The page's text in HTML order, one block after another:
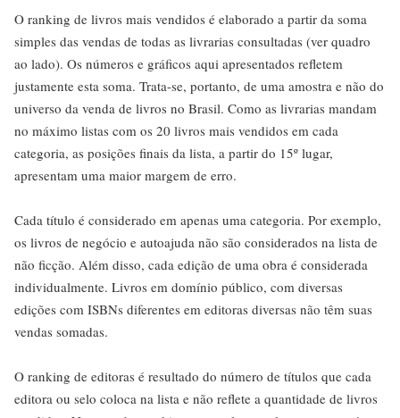
O ranking de livros mais vendidos é elaborado a partir da soma
simples das vendas de todas as livrarias consultadas (ver quadro
ao lado). Os números e gráficos aqui apresentados refletem
justamente esta soma. Trata-se, portanto, de uma amostra e não do
universo da venda de livros no Brasil. Como as livrarias mandam
no máximo listas com os 20 livros mais vendidos em cada
categoria, as posições finais da lista, a partir do 15º lugar,
apresentam uma maior margem de erro.
Cada título é considerado em apenas uma categoria. Por exemplo,
os livros de negócio e autoajuda não são considerados na lista de
não ficção. Além disso, cada edição de uma obra é considerada
individualmente. Livros em domínio público, com diversas
edições com ISBNs diferentes em editoras diversas não têm suas
vendas somadas.
O ranking de editoras é resultado do número de títulos que cada
editora ou selo coloca na lista e não reflete a quantidade de livros